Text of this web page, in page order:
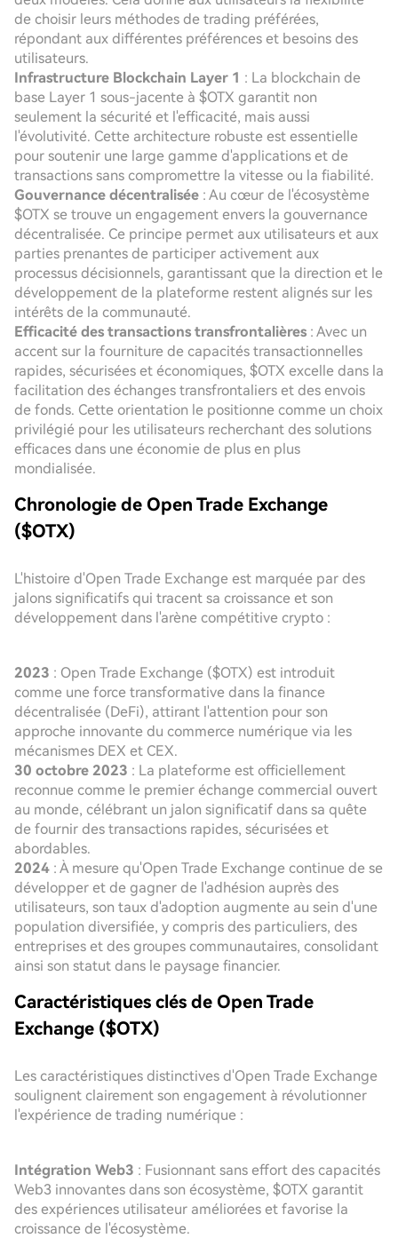
de choisir leurs méthodes de trading préférées,
répondant aux différentes préférences et besoins des
utilisateurs.
Infrastructure Blockchain Layer 1 : La blockchain de
base Layer 1 sous-jacente à $OTX garantit non
seulement la sécurité et l'efficacité, mais aussi
l'évolutivité. Cette architecture robuste est essentielle
pour soutenir une large gamme d'applications et de
transactions sans compromettre la vitesse ou la fiabilité.
Gouvernance décentralisée : Au cœur de l'écosystème
$OTX se trouve un engagement envers la gouvernance
décentralisée. Ce principe permet aux utilisateurs et aux
parties prenantes de participer activement aux
processus décisionnels, garantissant que la direction et le
développement de la plateforme restent alignés sur les
intérêts de la communauté.
Efficacité des transactions transfrontalières : Avec un
accent sur la fourniture de capacités transactionnelles
rapides, sécurisées et économiques, $OTX excelle dans la
facilitation des échanges transfrontaliers et des envois
de fonds. Cette orientation le positionne comme un choix
privilégié pour les utilisateurs recherchant des solutions
efficaces dans une économie de plus en plus
mondialisée.
Chronologie de Open Trade Exchange
($OTX)
L'histoire d'Open Trade Exchange est marquée par des
jalons significatifs qui tracent sa croissance et son
développement dans l'arène compétitive crypto :
2023 : Open Trade Exchange ($OTX) est introduit
comme une force transformative dans la finance
décentralisée (DeFi), attirant l'attention pour son
approche innovante du commerce numérique via les
mécanismes DEX et CEX.
30 octobre 2023 : La plateforme est officiellement
reconnue comme le premier échange commercial ouvert
au monde, célébrant un jalon significatif dans sa quête
de fournir des transactions rapides, sécurisées et
abordables.
2024 : À mesure qu'Open Trade Exchange continue de se
développer et de gagner de l'adhésion auprès des
utilisateurs, son taux d'adoption augmente au sein d'une
population diversifiée, y compris des particuliers, des
entreprises et des groupes communautaires, consolidant
ainsi son statut dans le paysage financier.
Caractéristiques clés de Open Trade
Exchange ($OTX)
Les caractéristiques distinctives d'Open Trade Exchange
soulignent clairement son engagement à révolutionner
l'expérience de trading numérique :
Intégration Web3 : Fusionnant sans effort des capacités
Web3 innovantes dans son écosystème, $OTX garantit
des expériences utilisateur améliorées et favorise la
croissance de l'écosystème.